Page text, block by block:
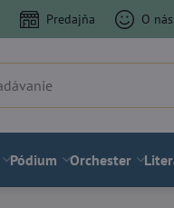
Predajňa O nás
Pódium Orchester